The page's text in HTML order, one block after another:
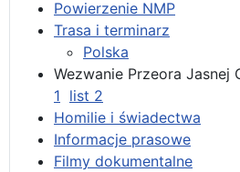
Powierzenie NMP
Trasa i terminarz
Polska
Wezwanie Przeora Jasnej
1 list 2
Homilie i świadectwa
Informacje prasowe
Filmy dokumentalne